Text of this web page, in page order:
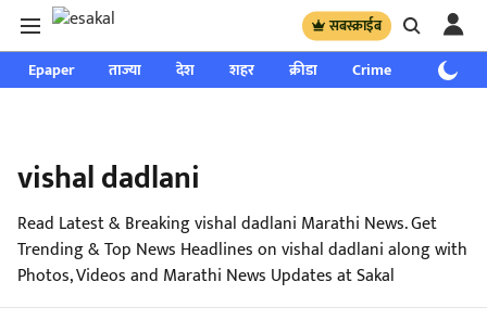
सबस्क्राईब
Epaper ताज्या देश शहर क्रीडा Crime साप्ताहिक
vishal dadlani
Read Latest & Breaking vishal dadlani Marathi News. Get
Trending & Top News Headlines on vishal dadlani along with
Photos, Videos and Marathi News Updates at Sakal